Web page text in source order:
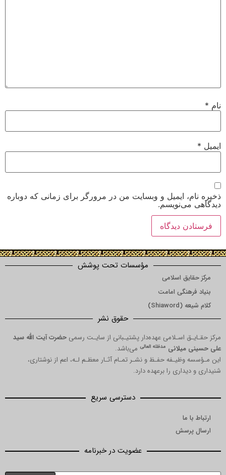
نام *
ایمیل *
ذخیره نام، ایمیل و وبسایت من در مرورگر برای زمانی که دوباره
دیدگاهی می‌نویسم.
مؤسسات تحت پوشش
مرکز حقایق اسلامی
بنیاد فرهنگی امامت
کلام شیعه (Shiaword)
حقوق نشر
مرکز حقـایـق اسـلامی عهده‌دار پشتیـبانی از سایـت رسمی حضرت آیت الله سید
علی حسینی میلانی مدظله العالی می‌باشد.
این مـؤسسه وظیـفه حفـظ و نشـر تمـام آثـار معظـم لـه، اعم از نوشتاری،
شنیداری و دیداری را برعهده دارد.
دسترسی سریع
ارتباط با ما
ارسال پرسش
عضویت در خبرنامه